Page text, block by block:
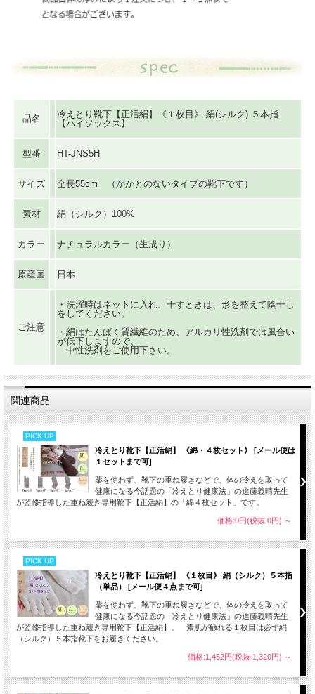
品名
冷えとり靴下【正活絹】《１枚目》 絹(シルク) ５本指
【ハイソックス】
型番 HT-JNS5H
サイズ 全長55cm （かかとのないタイプの靴下です）
素材 絹（シルク）100%
カラー ナチュラルカラー（生成り）
原産国 日本
ご注意
・洗濯時はネットに入れ、干すときは、形を整えて陰干し
をしてください。
・絹はたんぱく質繊維のため、アルカリ性洗剤では風合い
が低下しますので、
中性洗剤をご使用下さい。
関連商品
PICK UP
冷えとり靴下【正活絹】 《綿・４枚セット》 [メール便は
１セットまで可]
薬を使わず、靴下の重ね履きなどで、体の冷えを取って
健康になる今話題の「冷えとり健康法」の進藤義晴先生
が監修指導した重ね履き専用靴下【正活絹】の「綿４枚セット」です。
価格:0円(税抜 0円) ～
PICK UP
冷えとり靴下【正活絹】 《１枚目》 絹（シルク）５本指
（単品） [メール便４点まで可]
薬を使わず、靴下の重ね履きなどで、体の冷えを取って
健康になる今話題の「冷えとり健康法」の進藤義晴先生
が監修指導した重ね履き専用靴下【正活絹】。 素肌が触れる１枚目は必ず絹
（シルク）５本指靴下をお履きください。
価格:1,452円(税抜 1,320円) ～